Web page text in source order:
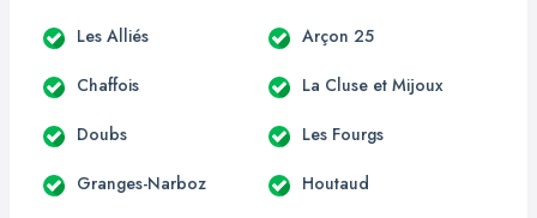
Les Alliés Arçon 25
Chaffois La Cluse et Mijoux
Doubs Les Fourgs
Granges-Narboz Houtaud